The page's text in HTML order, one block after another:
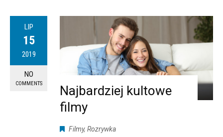
LIP
15
2019
NO
COMMENTS
Najbardziej kultowe
filmy
Filmy, Rozrywka